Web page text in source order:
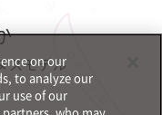
スモデル
on our
to analyze our
use of our